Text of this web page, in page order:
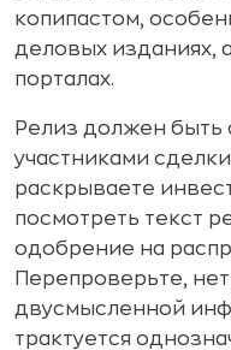
копипастом,
деловых изданиях,
порталах.
Релиз должен быть
участниками
раскрываете
посмотреть текст
одобрение на
Перепроверьте,
двусмысленной
трактуется